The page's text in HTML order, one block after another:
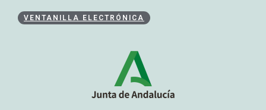
VENTANILLA ELECTRÓNICA